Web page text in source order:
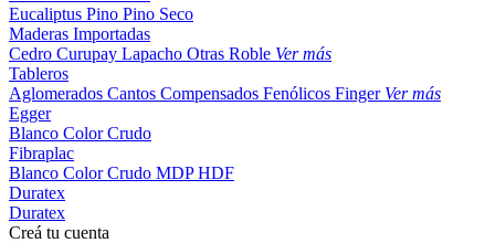
Eucaliptus Pino Pino Seco
Maderas Importadas
Cedro Curupay Lapacho Otras Roble Ver más
Tableros
Aglomerados Cantos Compensados Fenólicos Finger Ver más
Egger
Blanco ColorCrudo
Fibraplac
Blanco ColorCrudo MDPHDF
Duratex
Duratex
Creá tu cuenta